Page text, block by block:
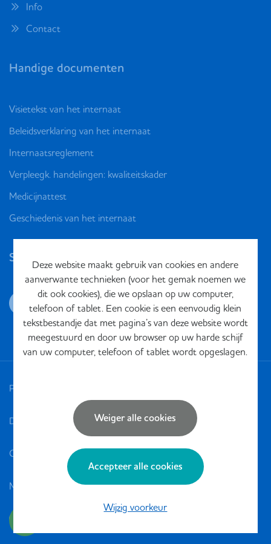
Deze website maakt gebruik van cookies en andere
aanverwante technieken (voor het gemak noemen we
dit ook cookies), die we opslaan op uw computer,
telefoon of tablet. Een cookie is een eenvoudig klein
tekstbestandje dat met pagina’s van deze website wordt
meegestuurd en door uw browser op uw harde schijf
van uw computer, telefoon of tablet wordt opgeslagen.
Weiger alle cookies
Accepteer alle cookies
Wijzig voorkeur
Info
Contact
Handige documenten
Visietekst van het internaat
Beleidsverklaring van het internaat
Internaatsreglement
Verpleegk. handelingen: kwaliteitskader
Medicijnattest
Geschiedenis van het internaat
Social media
Privacy
Disclaimer
Cookies
Meldpunten